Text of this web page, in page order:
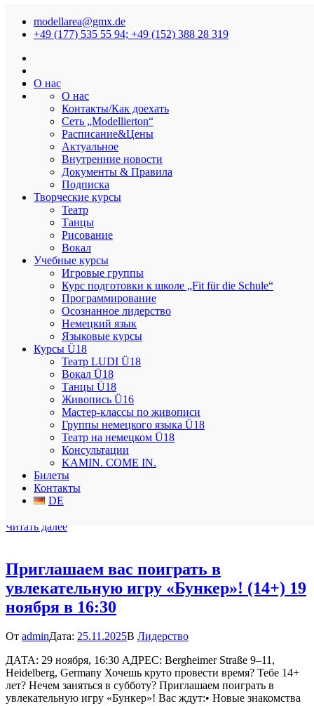
modellarea@gmx.de
+49 (177) 535 55 94; +49 (152) 388 28 319
Modellierton
О нас
О нас
Контакты/Как доехать
Сеть „Modellierton“
Расписание&Цены
Актуальное
Внутренние новости
Документы & Правила
Подписка
Творческие курсы
Театр
Танцы
Рисование
Вокал
Учебные курсы
Игровые группы
Курс подготовки к школе „Fit für die Schule“
Программирование
Осознанное лидерство
Немецкий язык
Языковые курсы
Курсы Ü18
Театр LUDI Ü18
Вокал Ü18
Танцы Ü18
Живопись Ü16
Мастер-классы по живописи
Группы немецкого языка Ü18
Театр на немецком Ü18
Консультации
KAMIN. COME IN.
Билеты
Контакты
DE
Готов к приключению? Квест в
Heidelberg уже скоро!
userДата:19.04.2026
Погода уже прекрасная, а значит время для уличных
активностей ☀️ Приглашаем подростков от 12 лет на
увлекательный КВЕСТ по Хайдельбергу 🏰🔐 Вас ждут 😍
Необычные заданияНовые знакомства Крутые призы И
многое другое Все что тебе нужно знать сейчас ℹ️📅Дата 25.04.
🕔Время 17:00📍Место …
Читать далее
Новогодняя вечеринка «Modellierton
Jugendartarea» (12+) 20.12 в 16:45
Дата:11.12.2025ВЛидерство,Мастер-классы
Праздники уже совсем близко, приглашаем вас разделить эту
чудесную атмосферу вместе с нами! 🎅 ДАТА: 20 декабря
(суббота) в 16:45 АДРЕС: Bergheimer Straße 9-11 Heidelberg,
Germany Регистрация обязательно❗️: +49 1512 3357058
Екатерина Вас ждет: Мафия Музыкальный квиз Пицца
Увлекательные конкурсы …
Читать далее
Приглашаем вас поиграть в
увлекательную игру «Бункер»! (14+) 19
ноября в 16:30
От adminДата: 25.11.2025В Лидерство
ДАТА: 29 ноября, 16:30 АДРЕС: Bergheimer Straße 9–11,
Heidelberg, Germany Хочешь круто провести время? Тебе 14+
лет? Нечем заняться в субботу? Приглашаем поиграть в
увлекательную игру «Бункер»! Вас ждут:• Новые знакомства